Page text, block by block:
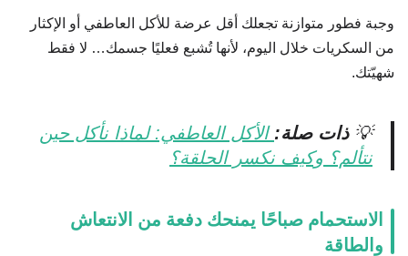
وجبة فطور متوازنة تجعلك أقل عرضة للأكل العاطفي أو الإكثار
من السكريات خلال اليوم، لأنها تُشبع فعليًا جسمك… لا فقط
شهيّتك.
💡ذات صلة: الأكل العاطفي: لماذا نأكل حين
نتألم؟ وكيف نكسر الحلقة؟
الاستحمام صباحًا يمنحك دفعة من الانتعاش
والطاقة